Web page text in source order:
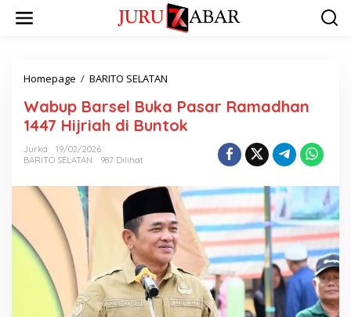
Homepage / BARITO SELATAN
Wabup Barsel Buka Pasar Ramadhan
1447 Hijriah di Buntok
Jurka
19/02/2026
BARITO SELATAN
987 Dilihat